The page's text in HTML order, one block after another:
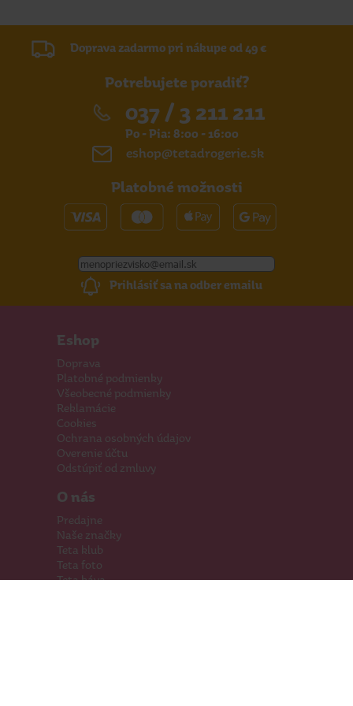
Doprava zadarmo pri nákupe od 49 €
Potrebujete poradiť?
037 / 3 211 211
Po - Pia: 8:00 - 16:00
eshop@tetadrogerie.sk
Platobné možnosti
Prihlásiť sa na odber emailu
Eshop
Doprava
Platobné podmienky
Všeobecné podmienky
Reklamácie
Cookies
Ochrana osobných údajov
Overenie účtu
Odstúpiť od zmluvy
O nás
Predajne
Naše značky
Teta klub
Teta foto
Teta káva